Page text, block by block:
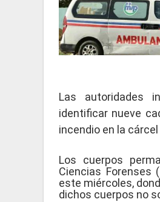
Las autoridades
identificar nueve
incendio en la
Los cuerpos
Ciencias Forenses
este miércoles,
dichos cuerpos no